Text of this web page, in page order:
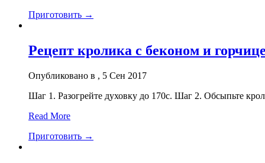
Приготовить →
Рецепт кролика с беконом и
Опубликовано в , 5 Сен 2017
Шаг 1. Разогрейте духовку до 170c. Шаг 2. Обсыпьте
Read More
Приготовить →